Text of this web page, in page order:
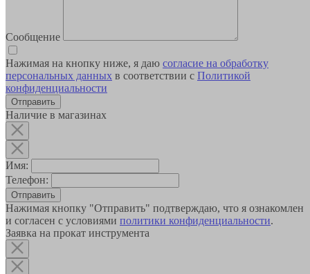
Сообщение
Нажимая на кнопку ниже, я даю согласие на обработку
персональных данных в соответствии с Политикой
конфиденциальности
Наличие в магазинах
Имя:
Телефон:
Отправить
Нажимая кнопку "Отправить" подтверждаю, что я ознакомлен
и согласен с условиями политики конфиденциальности.
Заявка на прокат инструмента